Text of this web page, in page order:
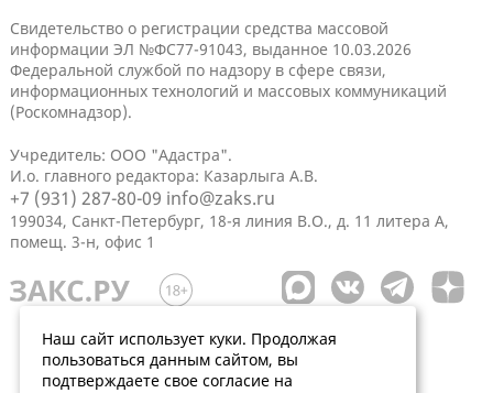
Свидетельство о регистрации средства массовой
информации ЭЛ №ФС77-91043, выданное 10.03.2026
Федеральной службой по надзору в сфере связи,
информационных технологий и массовых коммуникаций
(Роскомнадзор).
Учредитель: ООО "Адастра".
И.о. главного редактора: Казарлыга А.В.
+7 (931) 287-80-09 info@zaks.ru
199034, Санкт-Петербург, 18-я линия В.О., д. 11 литера А,
помещ. 3-н, офис 1
Наш сайт использует куки. Продолжая
пользоваться данным сайтом, вы
подтверждаете свое согласие на